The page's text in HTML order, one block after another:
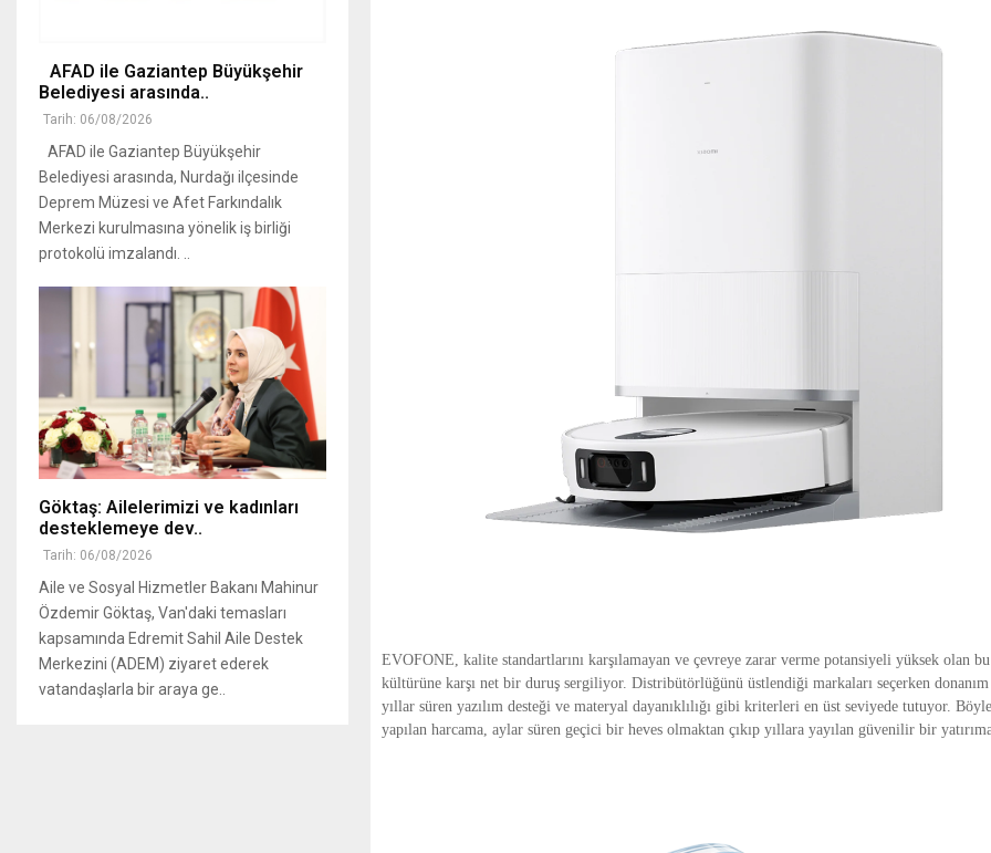
EVOFONE, kalite standartlarını karşılamayan ve çevreye zarar verme potansiyeli yüksek olan
kültürüne karşı net bir duruş sergiliyor. Distribütörlüğünü üstlendiği markaları seçerken
yıllar süren yazılım desteği ve materyal dayanıklılığı gibi kriterleri en üst seviyede tutuyor.
yapılan harcama, aylar süren geçici bir heves olmaktan çıkıp yıllara yayılan güvenilir bir
AFAD ile Gaziantep Büyükşehir
Belediyesi arasında..
Tarih: 06/08/2026
AFAD ile Gaziantep Büyükşehir
Belediyesi arasında, Nurdağı ilçesinde
Deprem Müzesi ve Afet Farkındalık
Merkezi kurulmasına yönelik iş birliği
protokolü imzalandı. ..
Göktaş: Ailelerimizi ve kadınları
desteklemeye dev..
Tarih: 06/08/2026
Aile ve Sosyal Hizmetler Bakanı Mahinur
Özdemir Göktaş, Van'daki temasları
kapsamında Edremit Sahil Aile Destek
Merkezini (ADEM) ziyaret ederek
vatandaşlarla bir araya ge..